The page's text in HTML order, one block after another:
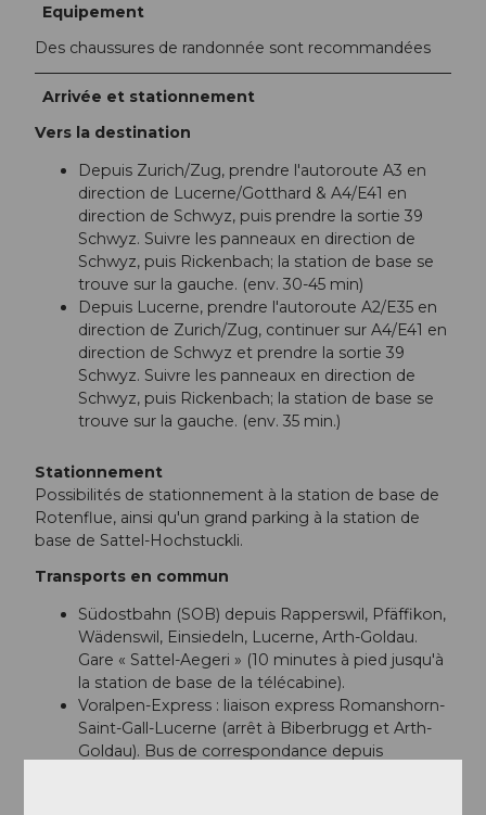
Equipement
Des chaussures de randonnée sont recommandées
Arrivée et stationnement
Vers la destination
Depuis Zurich/Zug, prendre l'autoroute A3 en
direction de Lucerne/Gotthard & A4/E41 en
direction de Schwyz, puis prendre la sortie 39
Schwyz. Suivre les panneaux en direction de
Schwyz, puis Rickenbach; la station de base se
trouve sur la gauche. (env. 30-45 min)
Depuis Lucerne, prendre l'autoroute A2/E35 en
direction de Zurich/Zug, continuer sur A4/E41 en
direction de Schwyz et prendre la sortie 39
Schwyz. Suivre les panneaux en direction de
Schwyz, puis Rickenbach; la station de base se
trouve sur la gauche. (env. 35 min.)
Stationnement
Possibilités de stationnement à la station de base de
Rotenflue, ainsi qu'un grand parking à la station de
base de Sattel-Hochstuckli.
Transports en commun
Südostbahn (SOB) depuis Rapperswil, Pfäffikon,
Wädenswil, Einsiedeln, Lucerne, Arth-Goldau.
Gare « Sattel-Aegeri » (10 minutes à pied jusqu'à
la station de base de la télécabine).
Voralpen-Express : liaison express Romanshorn-
Saint-Gall-Lucerne (arrêt à Biberbrugg et Arth-
Goldau). Bus de correspondance depuis